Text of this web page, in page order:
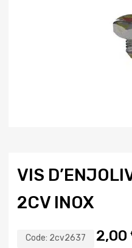
VIS
2CV INOX
Code: 2cv2637 2,00